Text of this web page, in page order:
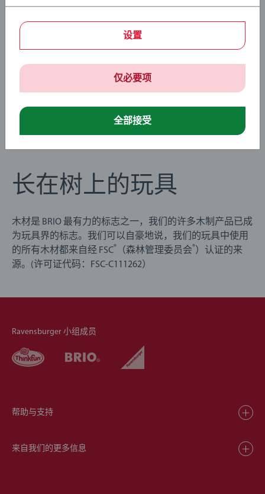
2 条上升曲轨、9 条木制轨道、6 个轨道支架和多个铁路配
长在树上的玩具
木材是 BRIO 最有力的标志之一，我们的许多木制产品已成
为玩具界的标志。我们可以自豪地说，我们的玩具中使用
的所有木材都来自经 FSC® （森林管理委员会®）认证的来
源。(许可证代码：FSC-C111262）
Ravensburger 小组成员
帮助与支持
来自我们的更多信息
设置
仅必要项
全部接受